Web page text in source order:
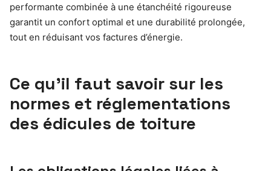
performante combinée à une étanchéité rigoureuse
garantit un confort optimal et une durabilité prolongée,
tout en réduisant vos factures d’énergie.
Ce qu’il faut savoir sur les
normes et réglementations
des édicules de toiture